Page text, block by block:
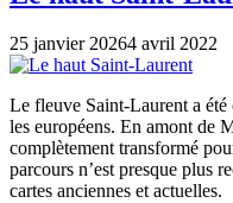
25 janvier 20264 avril 2022
Le fleuve Saint-Laurent a été
les européens. En amont de
complètement transformé
parcours n’est presque plus
cartes anciennes et actuelles.